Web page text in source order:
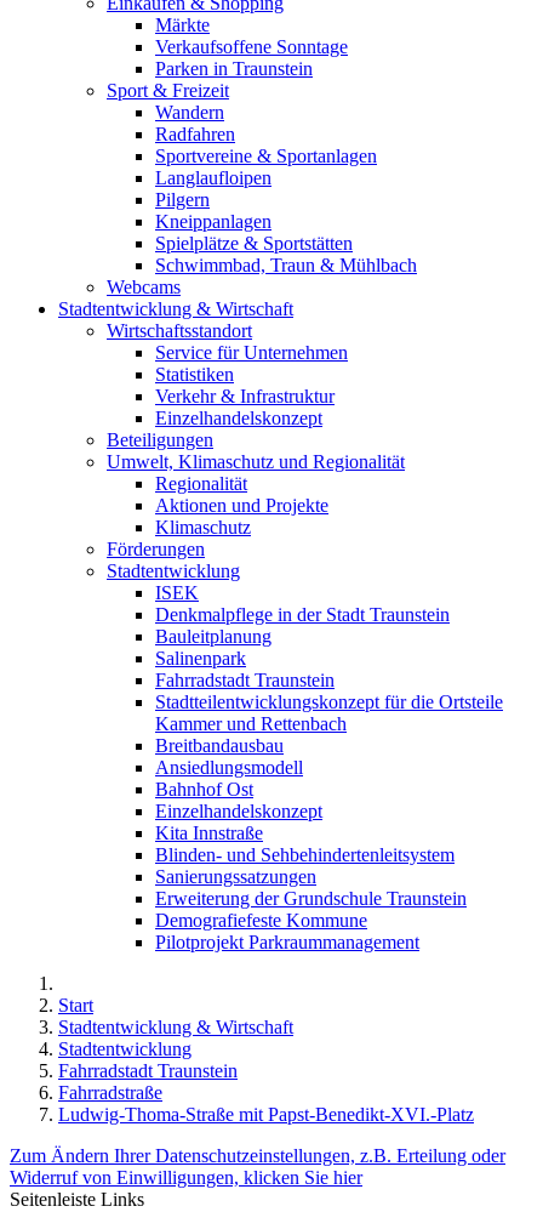
Märkte
Verkaufsoffene Sonntage
Parken in Traunstein
Sport & Freizeit
Wandern
Radfahren
Sportvereine & Sportanlagen
Langlaufloipen
Pilgern
Kneippanlagen
Spielplätze & Sportstätten
Schwimmbad, Traun & Mühlbach
Webcams
Stadtentwicklung & Wirtschaft
Wirtschaftsstandort
Service für Unternehmen
Statistiken
Verkehr & Infrastruktur
Einzelhandelskonzept
Beteiligungen
Umwelt, Klimaschutz und Regionalität
Regionalität
Aktionen und Projekte
Klimaschutz
Förderungen
Stadtentwicklung
ISEK
Denkmalpflege in der Stadt Traunstein
Bauleitplanung
Salinenpark
Fahrradstadt Traunstein
Stadtteilentwicklungskonzept für die Ortsteile
Kammer und Rettenbach
Breitbandausbau
Ansiedlungsmodell
Bahnhof Ost
Einzelhandelskonzept
Kita Innstraße
Blinden- und Sehbehindertenleitsystem
Sanierungssatzungen
Erweiterung der Grundschule Traunstein
Demografiefeste Kommune
Pilotprojekt Parkraummanagement
Start
Stadtentwicklung & Wirtschaft
Stadtentwicklung
Fahrradstadt Traunstein
Fahrradstraße
Ludwig-Thoma-Straße mit Papst-Benedikt-XVI.-Platz
Zum Ändern Ihrer Datenschutzeinstellungen, z.B. Erteilung oder
Widerruf von Einwilligungen, klicken Sie hier
Seitenleiste Links